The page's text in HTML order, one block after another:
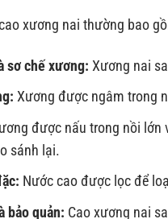
xương nai thường bao
sơ chế xương: Xương nai
Xương được ngâm trong
được nấu trong nồi lớn
sánh lại.
Nước cao được lọc để
bảo quản: Cao xương nai